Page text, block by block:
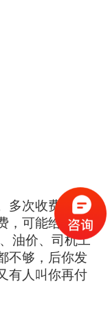
多次收费，不
，可能给到正
油价、司机工
不够，后你发
有人叫你再付